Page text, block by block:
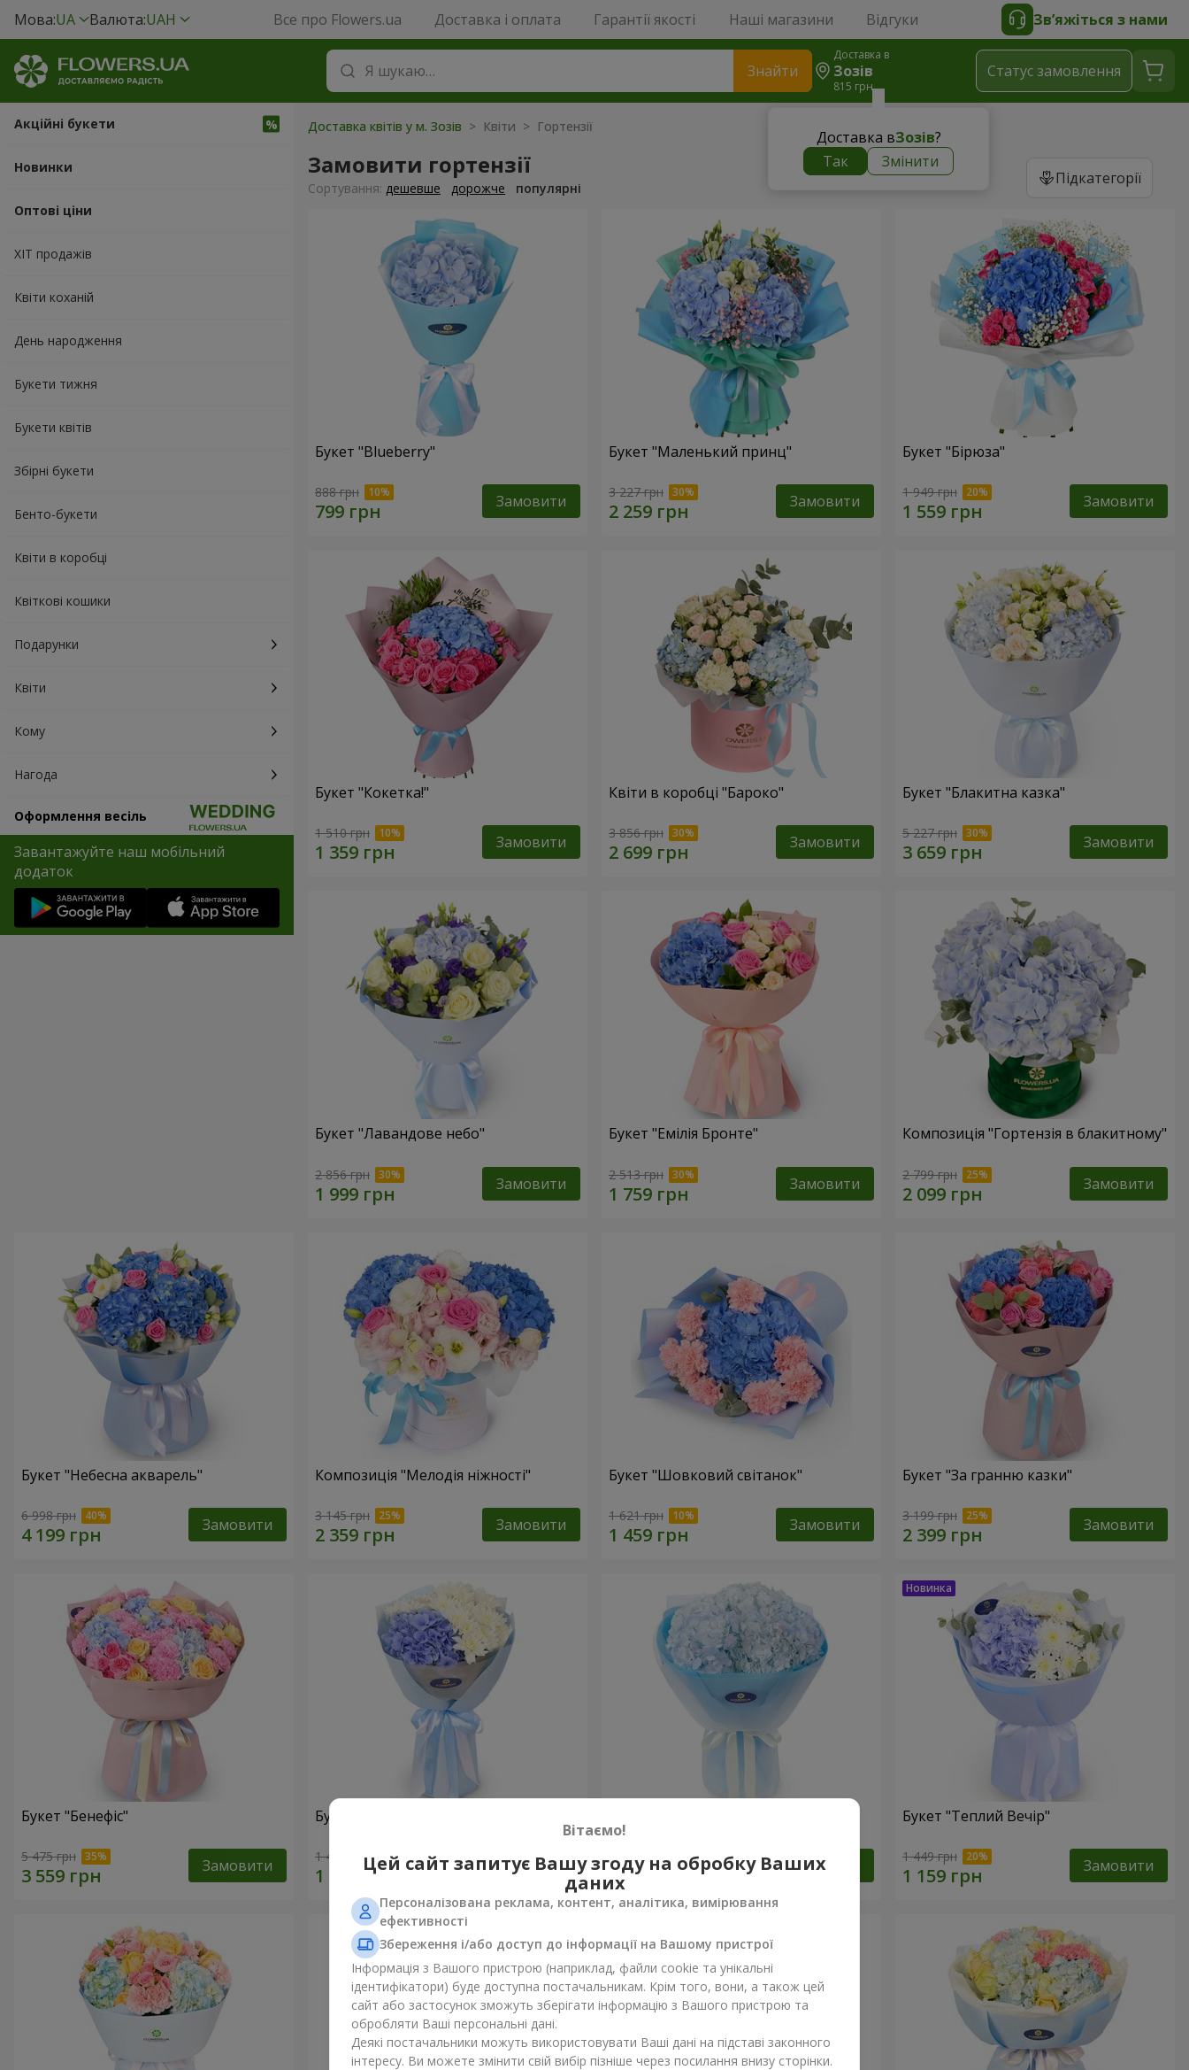
Мова:UA Валюта:UAH Все про Flowers.ua Доставка і оплата Гарантії якості Наші магазини Відгуки Зв’яжіться з нами
Знайти
Доставка в
Зозів
815 грн
Доставка вЗозів?
Так
Змінити
Статус замовлення
Акційні букети
Новинки
Оптові ціни
ХІТ продажів
Квіти коханій
День народження
Букети тижня
Букети квітів
Збірні букети
Бенто-букети
Квіти в коробці
Квіткові кошики
Подарунки
Квіти
Кому
Нагода
Оформлення весіль
Завантажуйте наш мобільний
додаток
Доставка квітів у м. Зозів > Квіти > Гортензії
Замовити гортензії Підкатегорії
Сортування: дешевше дорожче популярні
Букет "Blueberry"
888 грн Замовити
Букет "Маленький принц"
3 227 грн Замовити
Букет "Бірюза"
1 949 грн Замовити
Букет "Кокетка!"
1 510 грн Замовити
Квіти в коробці "Бароко"
3 856 грн Замовити
Букет "Блакитна казка"
5 227 грн Замовити
Букет "Лавандове небо"
2 856 грн Замовити
Букет "Емілія Бронте"
2 513 грн Замовити
Композиція "Гортензія в блакитному"
2 799 грн Замовити
Букет "Небесна акварель"
6 998 грн Замовити
Композиція "Мелодія ніжності"
3 145 грн Замовити
Букет "Шовковий світанок"
1 621 грн Замовити
Букет "За гранню казки"
3 199 грн Замовити
Букет "Бенефіс"
5 475 грн Замовити
Букет "Радість моя"
1 481 грн Замовити 3 427 грн Замовити
Букет "Теплий Вечір"
1 449 грн Замовити
Вітаємо!
Цей сайт запитує Вашу згоду на обробку Ваших
даних
Персоналізована реклама, контент, аналітика, вимірювання
ефективності
Збереження і/або доступ до інформації на Вашому пристрої
Інформація з Вашого пристрою (наприклад, файли cookie та унікальні
ідентифікатори) буде доступна постачальникам. Крім того, вони, а також цей
сайт або застосунок зможуть зберігати інформацію з Вашого пристрою та
обробляти Ваші персональні дані.
Деякі постачальники можуть використовувати Ваші дані на підставі законного
інтересу. Ви можете змінити свій вибір пізніше через посилання внизу сторінки.